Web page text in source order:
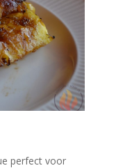
perfect voor